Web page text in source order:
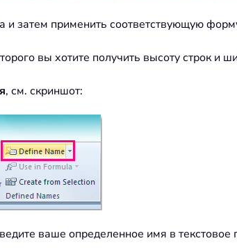
затем применить соответствующую
вы хотите получить высоту строк и
, см. скриншот:
ваше определенное имя в